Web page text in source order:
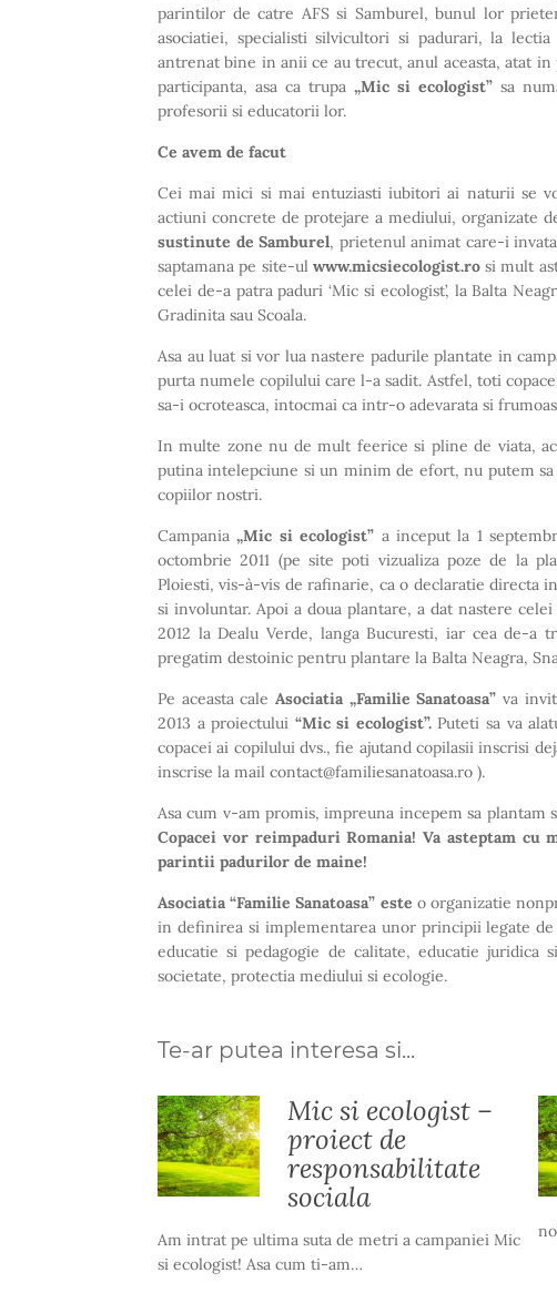
parintilor de catre AFS si Samburel, bunul lor
asociatiei, specialisti silvicultori si padurari, la
antrenat bine in anii ce au trecut, anul aceasta, atat
participanta, asa ca trupa „Mic si ecologist” sa
profesorii si educatorii lor.
Ce avem de facut
Cei mai mici si mai entuziasti iubitori ai naturii se
actiuni concrete de protejare a mediului, organizate
sustinute de Samburel, prietenul animat care-i
saptamana pe site-ul www.micsiecologist.rosi mult
celei de-a patra paduri ‘Mic si ecologist’, la Balta
Gradinita sau Scoala.
Asa au luat si vor lua nastere padurile plantate in
purta numele copilului care l-a sadit. Astfel, toti
sa-i ocroteasca, intocmai ca intr-o adevarata si
In multe zone nu de mult feerice si pline de viata,
putina intelepciune si un minim de efort, nu putem
copiilor nostri.
Campania„Mic si ecologist” a inceput la 1
octombrie 2011 (pe site poti vizualiza poze de la
Ploiesti, vis-à-vis de rafinarie, ca o declaratie directa
si involuntar. Apoi a doua plantare, a dat nastere
2012 la Dealu Verde, langa Bucuresti, iar cea de-
pregatim destoinic pentru plantare la Balta Neagra,
Pe aceasta caleAsociatia „Familie Sanatoasa”va
2013 a proiectului “Mic si ecologist”. Puteti sa va
copacei ai copilului dvs., fie ajutand copilasii inscrisi
inscrise la mail contact@familiesanatoasa.ro ).
Asa cum v-am promis, impreuna incepem sa plantam
Copacei vor reimpaduri Romania! Va asteptam cu
parintii padurilor de maine!
Asociatia “Familie Sanatoasa” este o organizatie
in definirea si implementarea unor principii legate de
educatie si pedagogie de calitate, educatie
societate, protectia mediului si ecologie.
Te-ar putea interesa si...
Mic si ecologist –
proiect de
responsabilitate
sociala
Am intrat pe ultima suta de metri a campaniei Mic
si ecologist! Asa cum ti-am…